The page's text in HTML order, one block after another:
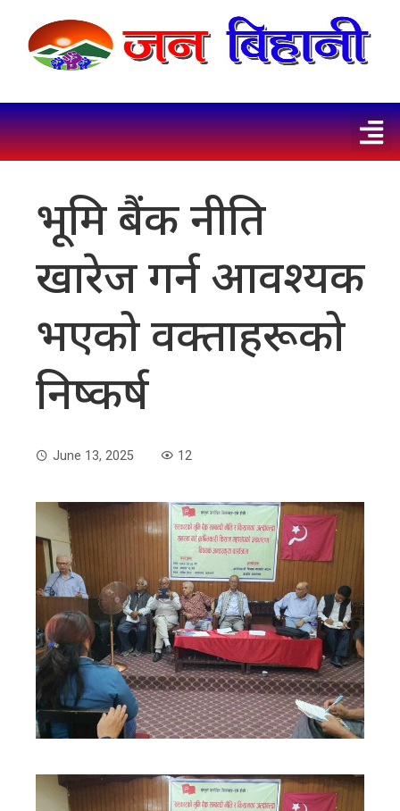
भूमि बैंक नीति
खारेज गर्न आवश्यक
भएको वक्ताहरूको
निष्कर्ष
June 13, 2025 12